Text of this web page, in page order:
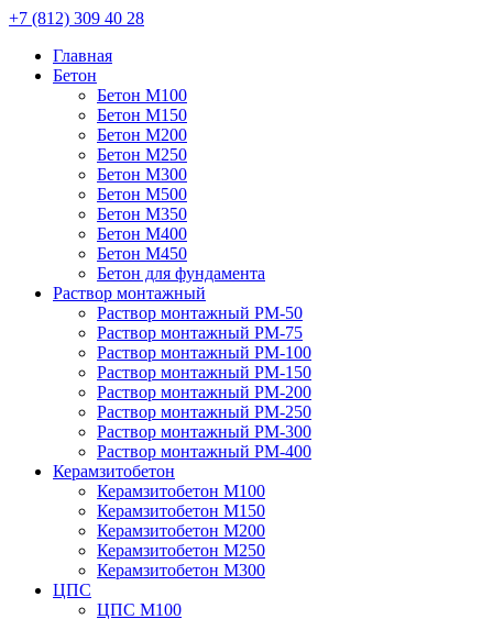
+7 (812) 309 40 28
Главная
Бетон
Бетон М100
Бетон М150
Бетон М200
Бетон М250
Бетон М300
Бетон М500
Бетон М350
Бетон М400
Бетон М450
Бетон для фундамента
Раствор монтажный
Раствор монтажный РМ-50
Раствор монтажный РМ-75
Раствор монтажный РМ-100
Раствор монтажный РМ-150
Раствор монтажный РМ-200
Раствор монтажный РМ-250
Раствор монтажный РМ-300
Раствор монтажный РМ-400
Керамзитобетон
Керамзитобетон М100
Керамзитобетон М150
Керамзитобетон М200
Керамзитобетон М250
Керамзитобетон М300
ЦПС
ЦПС М100